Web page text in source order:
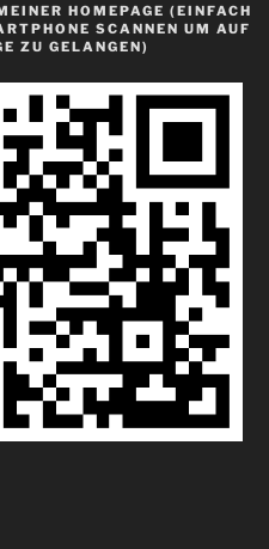
HOMEPAGE (EINFACH
SCANNEN UM AUF
ZU GELANGEN)